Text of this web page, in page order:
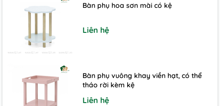
Bàn phụ hoa sơn mài có kệ
Liên hệ
Bàn phụ vuông khay viền hạt, có thể
tháo rời kèm kệ
Liên hệ